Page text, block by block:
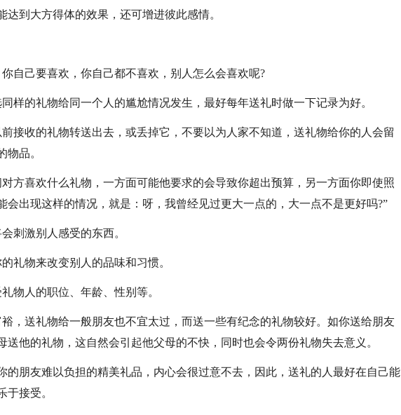
达到大方得体的效果，还可增进彼此感情。
自己要喜欢，你自己都不喜欢，别人怎么会喜欢呢?
样的礼物给同一个人的尴尬情况发生，最好每年送礼时做一下记录为好。
接收的礼物转送出去，或丢掉它，不要以为人家不知道，送礼物给你的人会留
物品。
方喜欢什么礼物，一方面可能他要求的会导致你超出预算，另一方面你即使照
会出现这样的情况，就是：呀，我曾经见过更大一点的，大一点不是更好吗?”
刺激别人感受的东西。
礼物来改变别人的品味和习惯。
物人的职位、年龄、性别等。
，送礼物给一般朋友也不宜太过，而送一些有纪念的礼物较好。如你送给朋友
送他的礼物，这自然会引起他父母的不快，同时也会令两份礼物失去意义。
的朋友难以负担的精美礼品，内心会很过意不去，因此，送礼的人最好在自己能
于接受。